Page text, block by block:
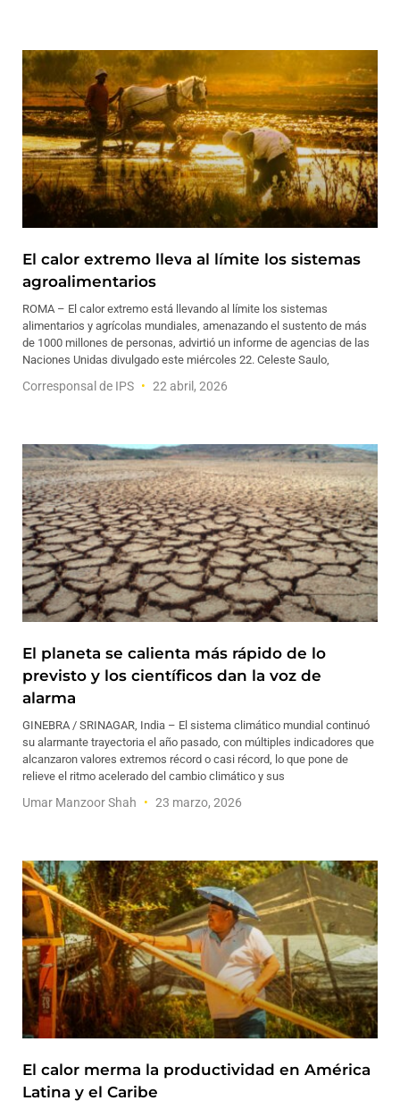
El calor extremo lleva al límite los sistemas
agroalimentarios
ROMA – El calor extremo está llevando al límite los sistemas
alimentarios y agrícolas mundiales, amenazando el sustento de más
de 1000 millones de personas, advirtió un informe de agencias de las
Naciones Unidas divulgado este miércoles 22. Celeste Saulo,
Corresponsal de IPS 22 abril, 2026
El planeta se calienta más rápido de lo
previsto y los científicos dan la voz de
alarma
GINEBRA / SRINAGAR, India – El sistema climático mundial continuó
su alarmante trayectoria el año pasado, con múltiples indicadores que
alcanzaron valores extremos récord o casi récord, lo que pone de
relieve el ritmo acelerado del cambio climático y sus
Umar Manzoor Shah 23 marzo, 2026
El calor merma la productividad en América
Latina y el Caribe